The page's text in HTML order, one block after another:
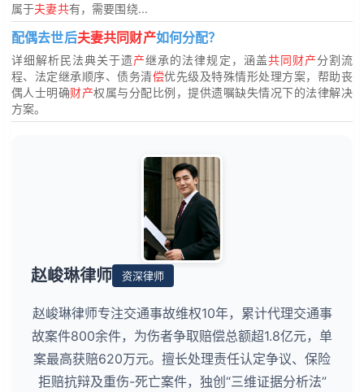
属于夫妻共有，需要围绕...
配偶去世后夫妻共同财产如何分配？
详细解析民法典关于遗产继承的法律规定，涵盖共同财产分割流
程、法定继承顺序、债务清偿优先级及特殊情形处理方案，帮助丧
偶人士明确财产权属与分配比例，提供遗嘱缺失情况下的法律解决
方案。
赵峻琳律师 资深律师
赵峻琳律师专注交通事故维权10年，累计代理交通事
故案件800余件，为伤者争取赔偿总额超1.8亿元，单
案最高获赔620万元。擅长处理责任认定争议、保险
拒赔抗辩及重伤-死亡案件，独创“三维证据分析法”